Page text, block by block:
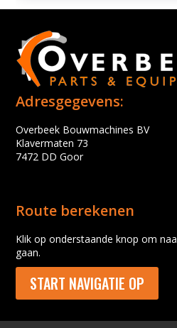
Adresgegevens:
Overbeek Bouwmachines BV
Klavermaten 73
7472 DD Goor
Route berekenen
Klik op onderstaande knop om
gaan.
START NAVIGATIE OP